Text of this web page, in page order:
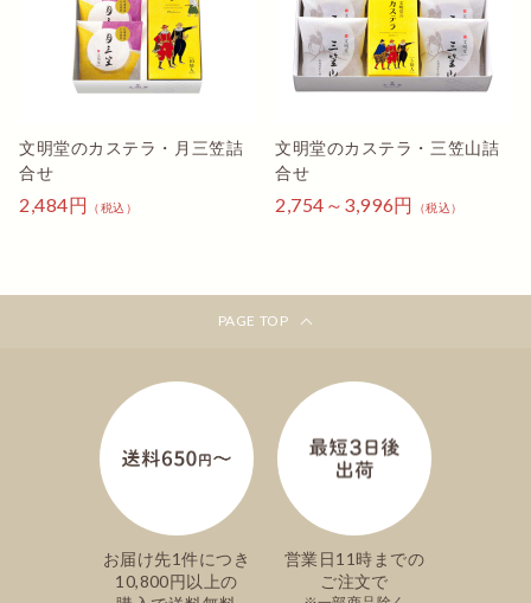
ています。
ちゃる
お歳暮とお年賀に使わせていただいてます。スーパーでは
出来なく、こちらだと好きなタイプとのしが選べるので気
カステラをお年賀にしました。熨斗や手提げ袋もつけて頂
けるのも良かったです。
自分で食べるのも良し、来客用にお出ししても良し、カス
テラは万能だと思います。
文明堂は小さい頃からある老舗なので喜ばれます。
文明堂のカステラ・月三笠詰
合せ
2,484円 （税込）
文明堂のカステラ・三笠山詰
合せ
2,754～3,996円 （税込）
PAGE TOP
お届け先1件につき
10,800円以上の
営業日11時までの
ご注文で